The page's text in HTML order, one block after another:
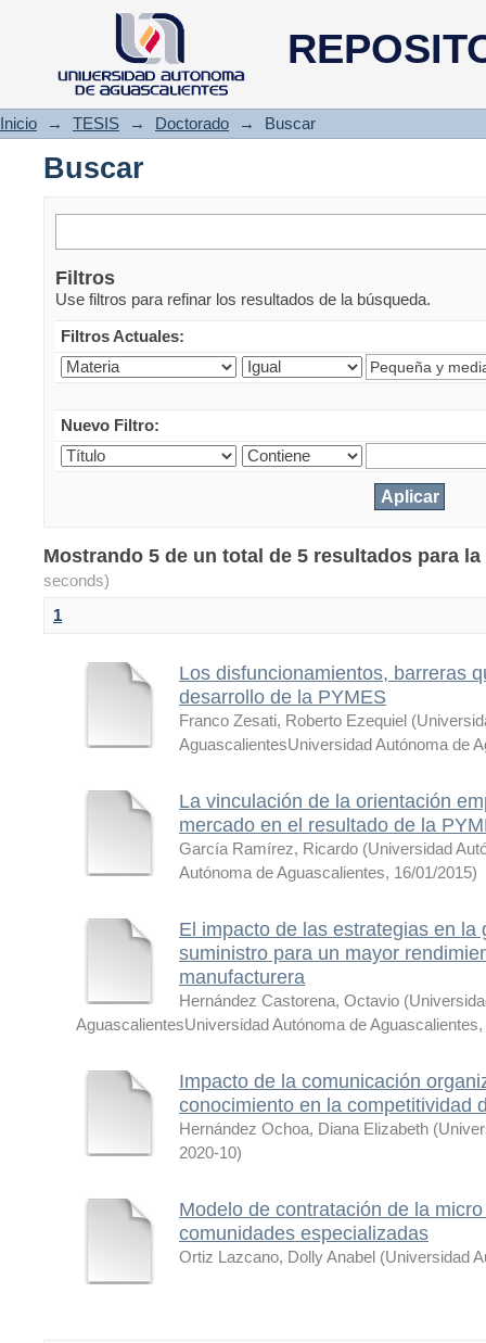
Buscar
Inicio → TESIS → Doctorado → Buscar
Buscar
Filtros
Use filtros para refinar los resultados de la búsqueda.
Filtros Actuales:
Nuevo Filtro:
Mostrando 5 de un total de 5 resultados para
seconds)
1
Los disfuncionamientos, barreras
desarrollo de la PYMES
Franco Zesati, Roberto Ezequiel (
AguascalientesUniversidad Autónoma de
La vinculación de la orientación
mercado en el resultado de la
García Ramírez, Ricardo (Universidad
Autónoma de Aguascalientes, 16/01/2015)
El impacto de las estrategias en la
suministro para un mayor
manufacturera
Hernández Castorena, Octavio (
AguascalientesUniversidad Autónoma de Aguascalientes,
Impacto de la comunicación
conocimiento en la competitividad
Hernández Ochoa, Diana Elizabeth (
2020-10)
Modelo de contratación de la
comunidades especializadas
Ortiz Lazcano, Dolly Anabel (Universidad